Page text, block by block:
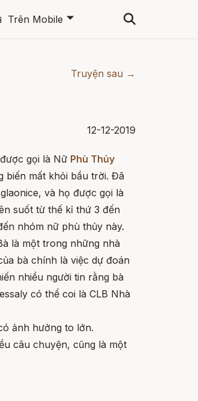
Trên Mobile 🞃
Truyện sau →
12-12-2019
gọi là Nữ Phù Thủy
biến mất khỏi bầu trời. Đã
và họ được gọi là
suốt từ thế kỉ thứ 3 đến
nhóm nữ phù thủy này.
là một trong những nhà
bà chính là việc dự đoán
nhiều người tin rằng bà
có thể coi là CLB Nhà
ảnh hưởng to lớn.
câu chuyện, cũng là một